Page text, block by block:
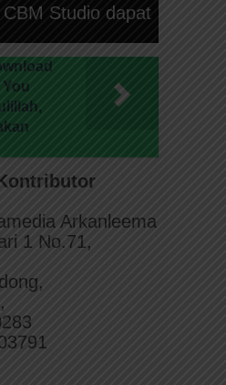
Studio dapat
Arkanleema
1 No.71,